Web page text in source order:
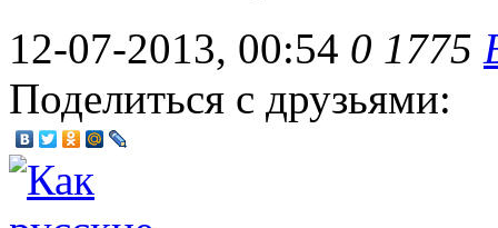
12-07-2013, 00:54 0 1775
Поделиться с друзьями: